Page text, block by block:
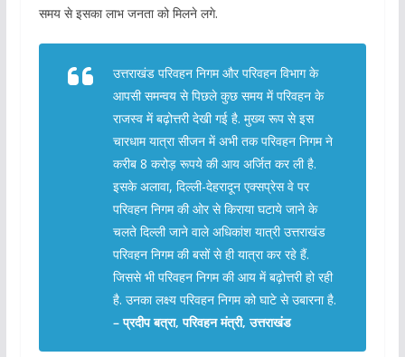
समय से इसका लाभ जनता को मिलने लगे.
उत्तराखंड परिवहन निगम और परिवहन विभाग के
आपसी समन्वय से पिछले कुछ समय में परिवहन के
राजस्व में बढ़ोत्तरी देखी गई है. मुख्य रूप से इस
चारधाम यात्रा सीजन में अभी तक परिवहन निगम ने
करीब 8 करोड़ रूपये की आय अर्जित कर ली है.
इसके अलावा, दिल्ली-देहरादून एक्सप्रेस वे पर
परिवहन निगम की ओर से किराया घटाये जाने के
चलते दिल्ली जाने वाले अधिकांश यात्री उत्तराखंड
परिवहन निगम की बसों से ही यात्रा कर रहे हैं.
जिससे भी परिवहन निगम की आय में बढ़ोत्तरी हो रही
है. उनका लक्ष्य परिवहन निगम को घाटे से उबारना है.
– प्रदीप बत्रा, परिवहन मंत्री, उत्तराखंड